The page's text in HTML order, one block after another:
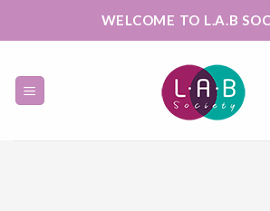
WELCOME TO L.A.B